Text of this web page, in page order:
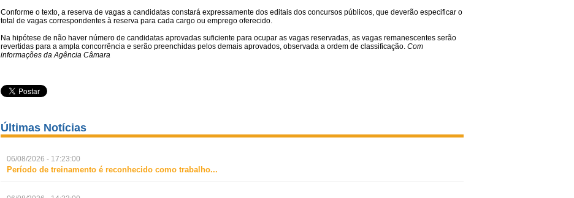
Conforme o texto, a reserva de vagas a candidatas constará expressamente dos editais dos concursos públicos, que deverão especificar o
total de vagas correspondentes à reserva para cada cargo ou emprego oferecido.
Na hipótese de não haver número de candidatas aprovadas suficiente para ocupar as vagas reservadas, as vagas remanescentes serão
revertidas para a ampla concorrência e serão preenchidas pelos demais aprovados, observada a ordem de classificação. Com
informações da Agência Câmara
Últimas Notícias
06/08/2026 - 17:23:00
Período de treinamento é reconhecido como trabalho...